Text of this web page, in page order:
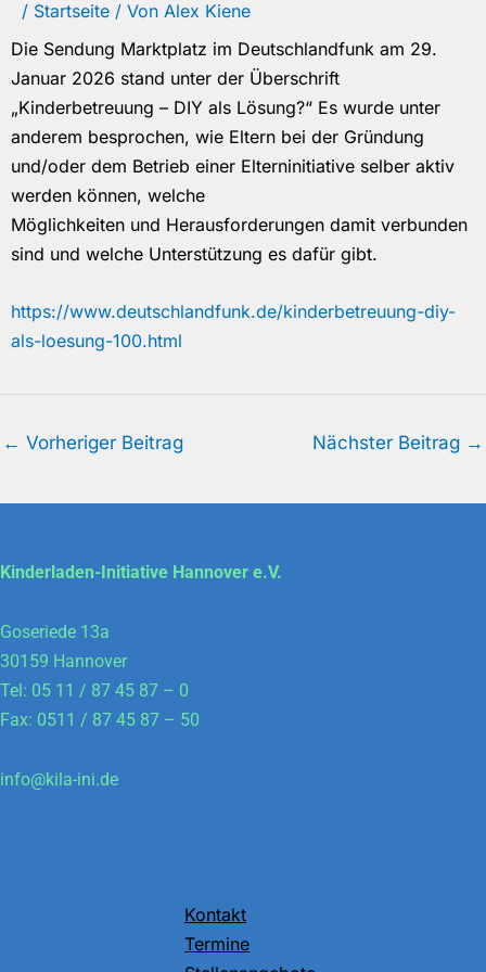
/ Startseite / Von Alex Kiene
Die Sendung Marktplatz im Deutschlandfunk am 29.
Januar 2026 stand unter der Überschrift
„Kinderbetreuung – DIY als Lösung?“ Es wurde unter
anderem besprochen, wie Eltern bei der Gründung
und/oder dem Betrieb einer Elterninitiative selber aktiv
werden können, welche
Möglichkeiten und Herausforderungen damit verbunden
sind und welche Unterstützung es dafür gibt.
https://www.deutschlandfunk.de/kinderbetreuung-diy-
als-loesung-100.html
← Vorheriger Beitrag Nächster Beitrag →
Kinderladen-Initiative Hannover e.V.
Goseriede 13a
30159 Hannover
Tel: 05 11 / 87 45 87 – 0
Fax: 0511 / 87 45 87 – 50
info@kila-ini.de
Kontakt
Termine